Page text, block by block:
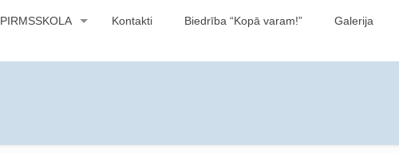
PIRMSSKOLA Kontakti Biedrība “Kopā varam!” Galerija